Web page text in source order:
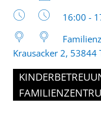
Uhrzeit:
16:00 -
Krausacker 2, 53844